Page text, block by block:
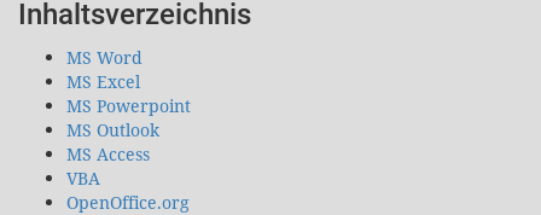
Inhaltsverzeichnis
MS Word
MS Excel
MS Powerpoint
MS Outlook
MS Access
VBA
OpenOffice.org